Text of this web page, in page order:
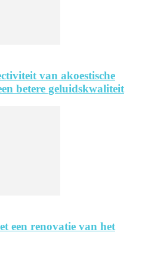
van akoestische
betere geluidskwaliteit
een renovatie van het